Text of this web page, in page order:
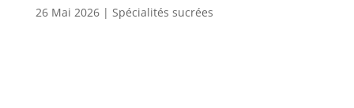
26 Mai 2026| Spécialités sucrées